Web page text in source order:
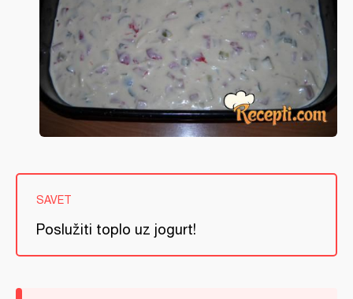
SAVET
Poslužiti toplo uz jogurt!